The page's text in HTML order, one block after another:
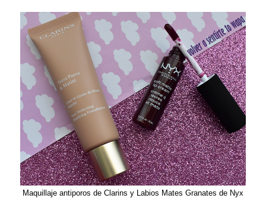
Maquillaje antiporos de Clarins y Labios Mates Granates de Nyx